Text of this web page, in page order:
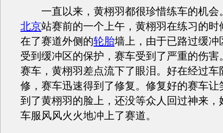
一直以来，黄栩羽都很珍惜练车的机会
北京站赛前的一个上午，黄栩羽在练习的时
在了赛道外侧的轮胎墙上，由于已路过缓冲
受到缓冲区的保护，赛车受到了严重的伤害
赛车，黄栩羽差点流下了眼泪。好在经过车
修，赛车迅速得到了修复。修复好的赛车让
到了黄栩羽的脸上，还没等众人回过神来，
车服风风火火地冲上了赛道。